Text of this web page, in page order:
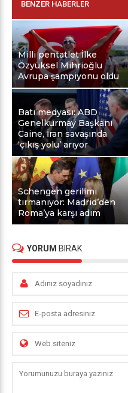
BENZER HABERLER
Milli pentatlet İlke
Özyüksel Mihrioğlu
Avrupa şampiyonu oldu
Batı medyası: ABD
Genelkurmay Başkanı
Caine, İran savaşında
‘çıkış yolu’ arıyor
Schengen gerilimi
tırmanıyor: Madrid’den
Roma’ya karşı adım
YORUM BIRAK